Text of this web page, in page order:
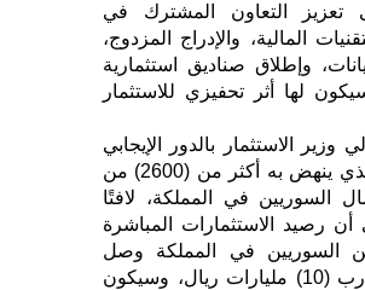
تعزيز التعاون المشترك في
المالية، والإدراج المزدوج،
وإطلاق صناديق استثمارية
لها أثر تحفيزي للاستثمار
وزير الاستثمار بالدور الإيجابي
والفاعل الذي ينهض به أكثر من (2600) من
السوريين في المملكة، لافتًا
أن رصيد الاستثمارات المباشرة
السوريين في المملكة وصل
إلى ما يقارب (10) مليارات ريال، وسيكون